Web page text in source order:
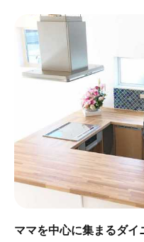
ママを中心に集まるダイ